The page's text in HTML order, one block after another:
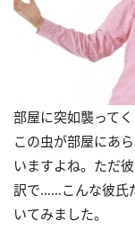
部屋に突如襲って
この虫が部屋にあ
いますよね。ただ
訳で……こんな彼氏
いてみました。